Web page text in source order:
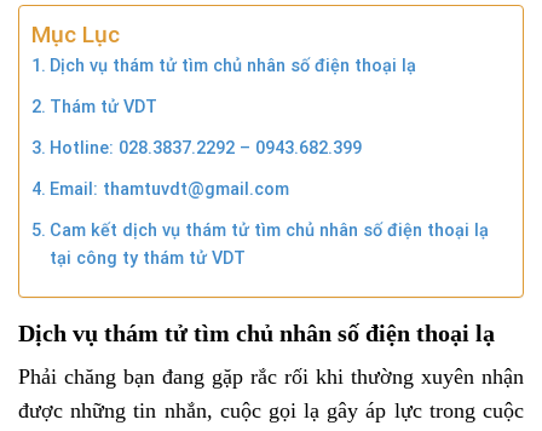
Mục Lục
Dịch vụ thám tử tìm chủ nhân số điện thoại lạ
Thám tử VDT
Hotline: 028.3837.2292 – 0943.682.399
Email: thamtuvdt@gmail.com
Cam kết dịch vụ thám tử tìm chủ nhân số điện thoại lạ
tại công ty thám tử VDT
Dịch vụ thám tử tìm chủ nhân số điện thoại lạ
Phải chăng bạn đang gặp rắc rối khi thường xuyên nhận
được những tin nhắn, cuộc gọi lạ gây áp lực trong cuộc